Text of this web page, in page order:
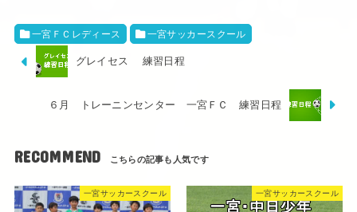
一宮ＦＣレディース 一宮サッカースクール
グレイセス 練習日程
６月 トレーニンセンター 一宮ＦＣ 練習日程
RECOMMEND
一宮サッカースクール 一宮サッカースクール